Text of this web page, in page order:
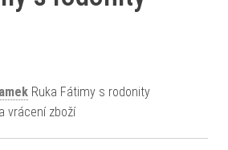
Ruka Fátimy s rodonity
vrácení zboží